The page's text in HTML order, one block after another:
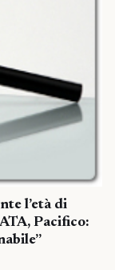
l’età di
Pacifico: